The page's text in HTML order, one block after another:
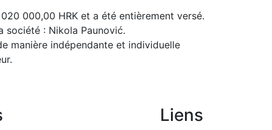
000,00 HRK et a été entièrement versé.
société : Nikola Paunović.
manière indépendante et individuelle
Liens